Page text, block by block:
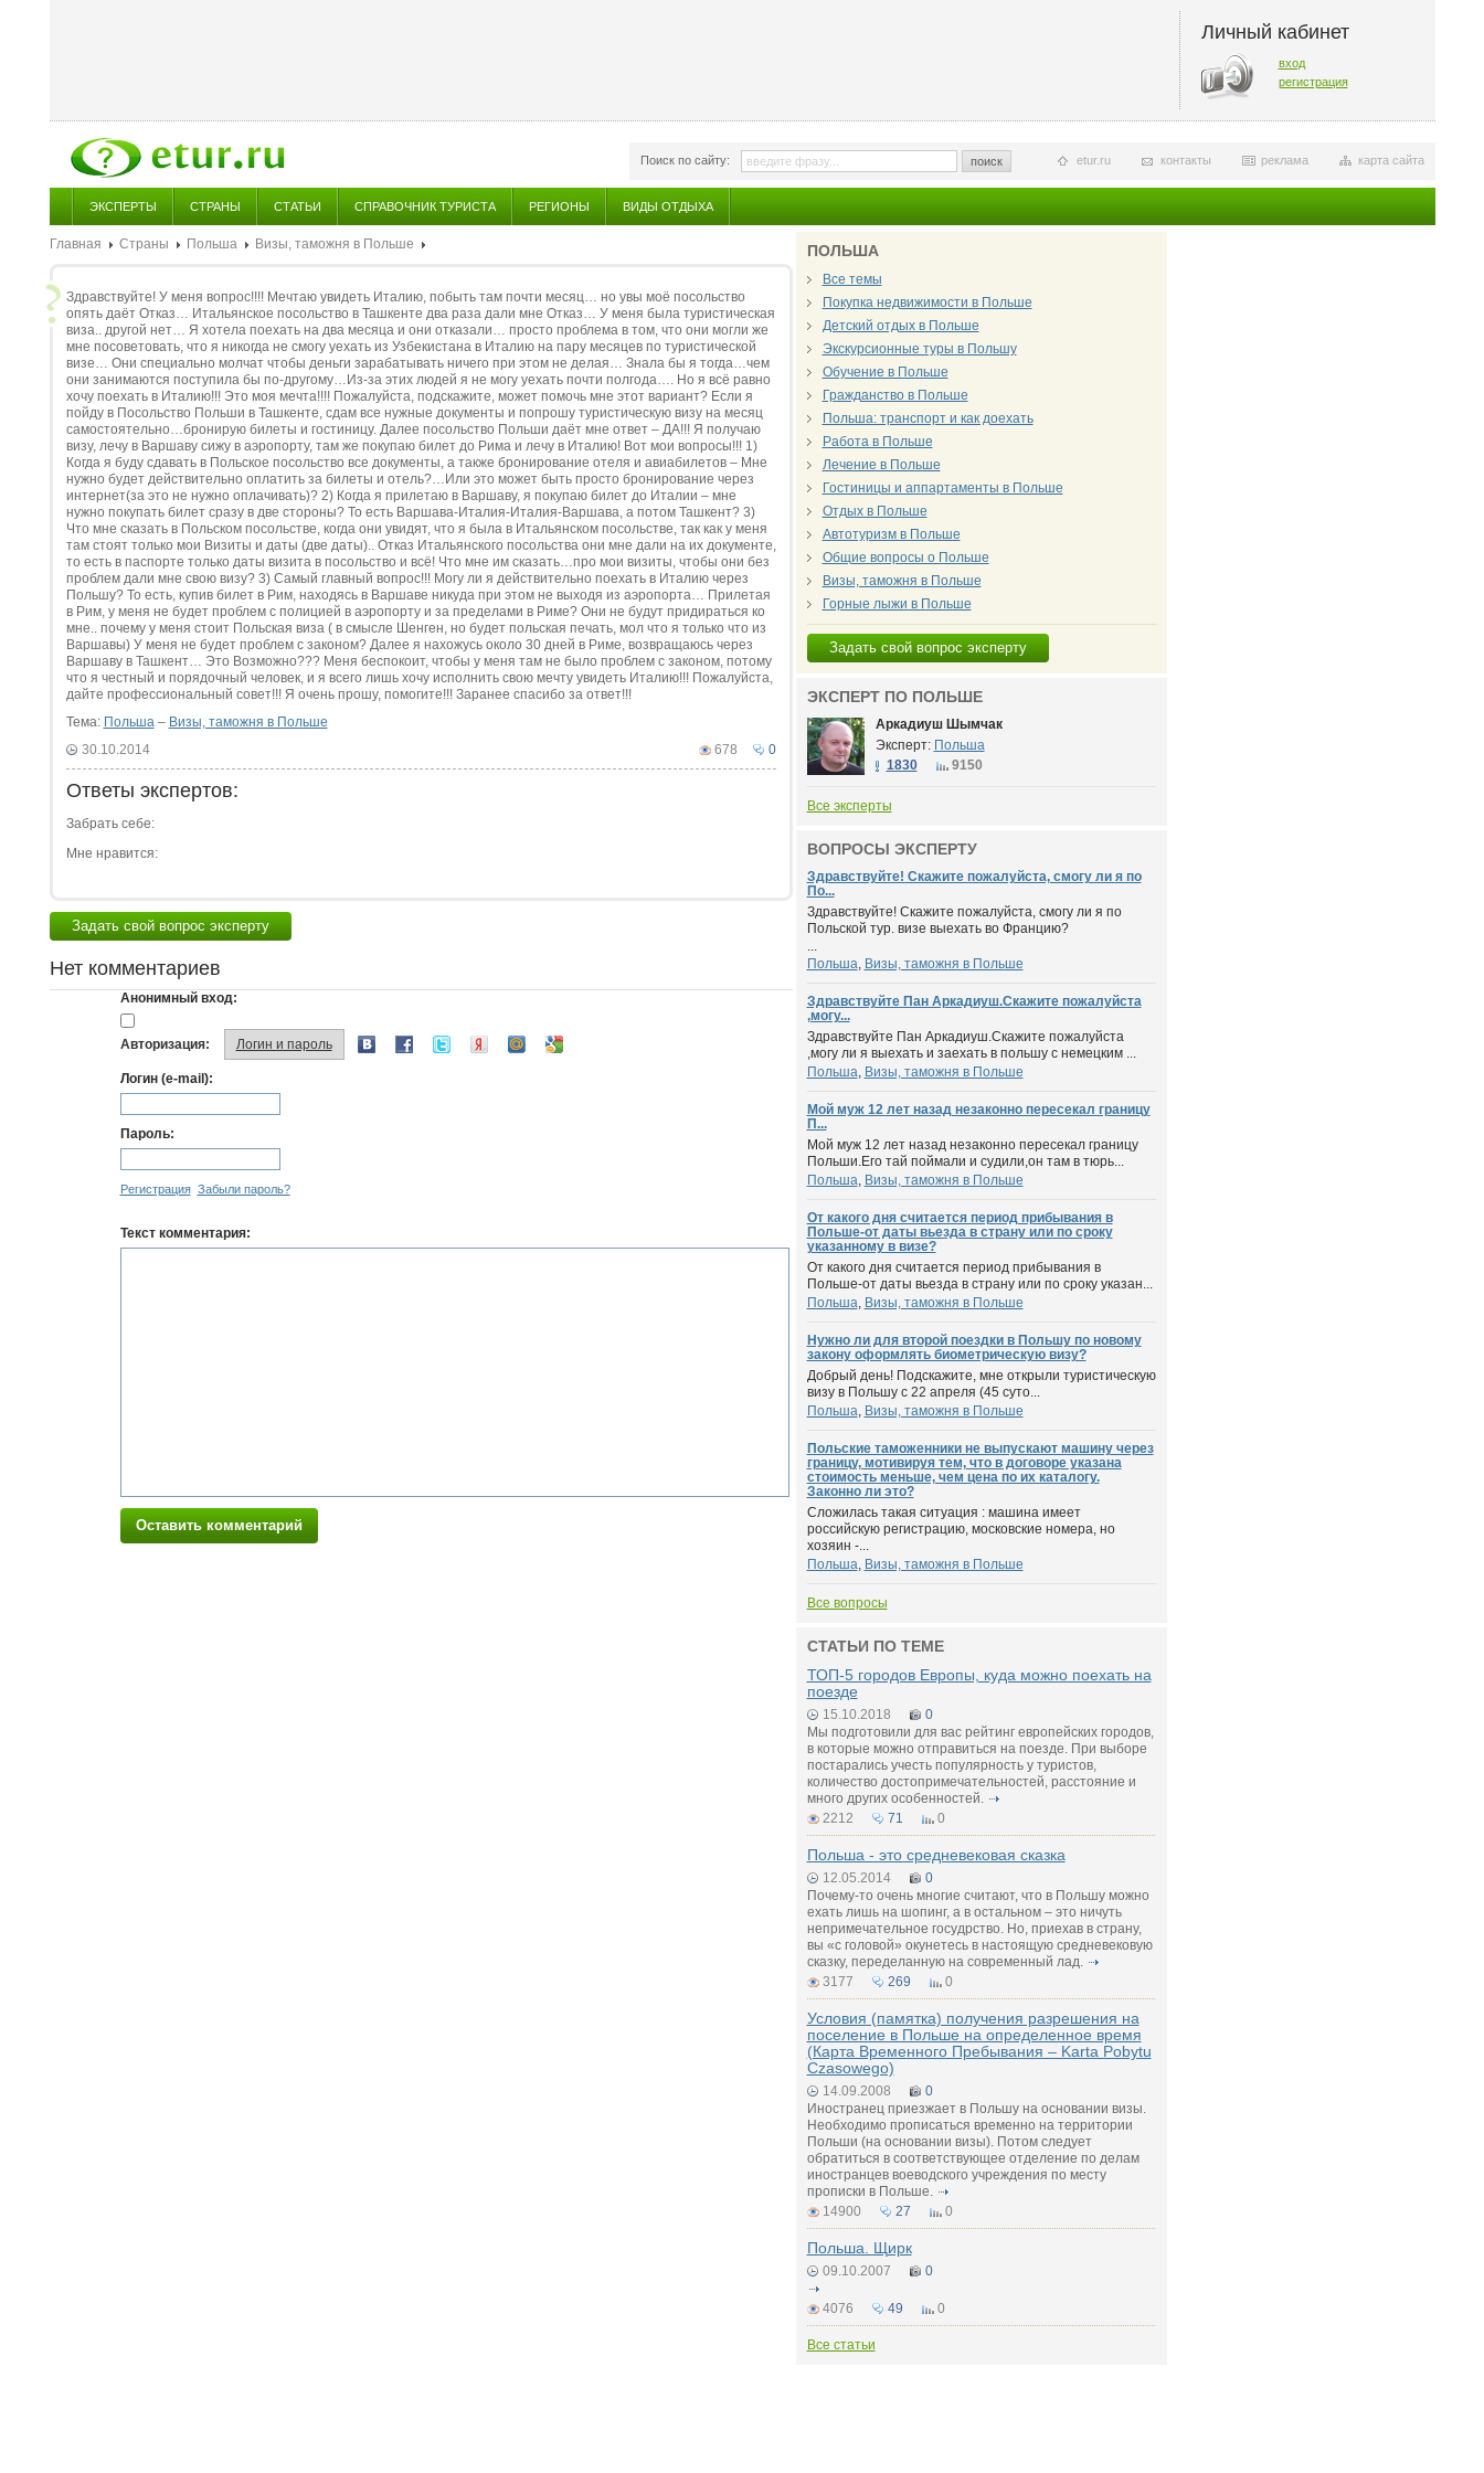
Личный кабинет
вход
регистрация
Поиск по сайту: поиск карта сайта
реклама
контакты
etur.ru
ЭКСПЕРТЫ СТРАНЫ СТАТЬИ СПРАВОЧНИК ТУРИСТА РЕГИОНЫ ВИДЫ ОТДЫХА
Главная Страны Польша Визы, таможня в Польше
Здравствуйте! У меня вопрос!!!! Мечтаю увидеть Италию, побыть там почти месяц… но увы моё посольство
опять даёт Отказ… Итальянское посольство в Ташкенте два раза дали мне Отказ… У меня была туристическая
виза.. другой нет… Я хотела поехать на два месяца и они отказали… просто проблема в том, что они могли же
мне посоветовать, что я никогда не смогу уехать из Узбекистана в Италию на пару месяцев по туристической
визе… Они специально молчат чтобы деньги зарабатывать ничего при этом не делая… Знала бы я тогда…чем
они занимаются поступила бы по-другому…Из-за этих людей я не могу уехать почти полгода…. Но я всё равно
хочу поехать в Италию!!! Это моя мечта!!!! Пожалуйста, подскажите, может помочь мне этот вариант? Если я
пойду в Посольство Польши в Ташкенте, сдам все нужные документы и попрошу туристическую визу на месяц
самостоятельно…бронирую билеты и гостиницу. Далее посольство Польши даёт мне ответ – ДА!!! Я получаю
визу, лечу в Варшаву сижу в аэропорту, там же покупаю билет до Рима и лечу в Италию! Вот мои вопросы!!! 1)
Когда я буду сдавать в Польское посольство все документы, а также бронирование отеля и авиабилетов – Мне
нужно будет действительно оплатить за билеты и отель?…Или это может быть просто бронирование через
интернет(за это не нужно оплачивать)? 2) Когда я прилетаю в Варшаву, я покупаю билет до Италии – мне
нужно покупать билет сразу в две стороны? То есть Варшава-Италия-Италия-Варшава, а потом Ташкент? 3)
Что мне сказать в Польском посольстве, когда они увидят, что я была в Итальянском посольстве, так как у меня
там стоят только мои Визиты и даты (две даты).. Отказ Итальянского посольства они мне дали на их документе,
то есть в паспорте только даты визита в посольство и всё! Что мне им сказать…про мои визиты, чтобы они без
проблем дали мне свою визу? 3) Самый главный вопрос!!! Могу ли я действительно поехать в Италию через
Польшу? То есть, купив билет в Рим, находясь в Варшаве никуда при этом не выходя из аэропорта… Прилетая
в Рим, у меня не будет проблем с полицией в аэропорту и за пределами в Риме? Они не будут придираться ко
мне.. почему у меня стоит Польская виза ( в смысле Шенген, но будет польская печать, мол что я только что из
Варшавы) У меня не будет проблем с законом? Далее я нахожусь около 30 дней в Риме, возвращаюсь через
Варшаву в Ташкент… Это Возможно??? Меня беспокоит, чтобы у меня там не было проблем с законом, потому
что я честный и порядочный человек, и я всего лишь хочу исполнить свою мечту увидеть Италию!!! Пожалуйста,
дайте профессиональный совет!!! Я очень прошу, помогите!!! Заранее спасибо за ответ!!!
Тема: Польша– Визы, таможня в Польше
0
678
30.10.2014
Ответы экспертов:
Забрать себе:
Мне нравится:
Задать свой вопрос эксперту
Нет комментариев
Анонимный вход:
Авторизация: Логин и пароль
Логин (e-mail):
Пароль:
Регистрация Забыли пароль?
Текст комментария:
Оставить комментарий
ПОЛЬША
Все темы
Покупка недвижимости в Польше
Детский отдых в Польше
Экскурсионные туры в Польшу
Обучение в Польше
Гражданство в Польше
Польша: транспорт и как доехать
Работа в Польше
Лечение в Польше
Гостиницы и аппартаменты в Польше
Отдых в Польше
Автотуризм в Польше
Общие вопросы о Польше
Визы, таможня в Польше
Горные лыжи в Польше
Задать свой вопрос эксперту
ЭКСПЕРТ ПО ПОЛЬШЕ
Аркадиуш Шымчак
Эксперт: Польша
1830
9150
Все эксперты
ВОПРОСЫ ЭКСПЕРТУ
Здравствуйте! Скажите пожалуйста, смогу ли я по
По...
Здравствуйте! Скажите пожалуйста, смогу ли я по
Польской тур. визе выехать во Францию?
...
Польша, Визы, таможня в Польше
Здравствуйте Пан Аркадиуш.Скажите пожалуйста
,могу...
Здравствуйте Пан Аркадиуш.Скажите пожалуйста
,могу ли я выехать и заехать в польшу с немецким ...
Польша, Визы, таможня в Польше
Мой муж 12 лет назад незаконно пересекал границу
П...
Мой муж 12 лет назад незаконно пересекал границу
Польши.Его тай поймали и судили,он там в тюрь...
Польша, Визы, таможня в Польше
От какого дня считается период прибывания в
Польше-от даты вьезда в страну или по сроку
указанному в визе?
От какого дня считается период прибывания в
Польше-от даты вьезда в страну или по сроку указан...
Польша, Визы, таможня в Польше
Нужно ли для второй поездки в Польшу по новому
закону оформлять биометрическую визу?
Добрый день! Подскажите, мне открыли туристическую
визу в Польшу с 22 апреля (45 суто...
Польша, Визы, таможня в Польше
Польские таможенники не выпускают машину через
границу, мотивируя тем, что в договоре указана
стоимость меньше, чем цена по их каталогу.
Законно ли это?
Сложилась такая ситуация : машина имеет
российскую регистрацию, московские номера, но
хозяин -...
Польша, Визы, таможня в Польше
Все вопросы
СТАТЬИ ПО ТЕМЕ
ТОП-5 городов Европы, куда можно поехать на
поезде
15.10.2018
0
Мы подготовили для вас рейтинг европейских городов,
в которые можно отправиться на поезде. При выборе
постарались учесть популярность у туристов,
количество достопримечательностей, расстояние и
много других особенностей.
2212
71 0
Польша - это средневековая сказка
12.05.2014
0
Почему-то очень многие считают, что в Польшу можно
ехать лишь на шопинг, а в остальном – это ничуть
непримечательное госудрство. Но, приехав в страну,
вы «с головой» окунетесь в настоящую средневековую
сказку, переделанную на современный лад.
3177
269 0
Условия (памятка) получения разрешения на
поселение в Польше на определенное время
(Карта Временного Пребывания – Karta Pobytu
Czasowego)
14.09.2008
0
Иностранец приезжает в Польшу на основании визы.
Необходимо прописаться временно на территории
Польши (на основании визы). Потом следует
обратиться в соответствующее отделение по делам
иностранцев воеводского учреждения по месту
прописки в Польше.
14900
27 0
Польша. Щирк
09.10.2007 0
4076 49 0
Все статьи